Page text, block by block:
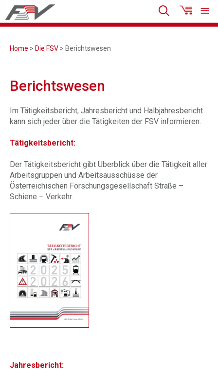
Home > Die FSV > Berichtswesen
Berichtswesen
Im Tätigkeitsbericht, Jahresbericht und Halbjahresbericht
kann sich jeder über die Tätigkeiten der FSV informieren.
Tätigkeitsbericht:
Der Tätigkeitsbericht gibt Überblick über die Tätigkeit aller
Arbeitsgruppen und Arbeitsausschüsse der
Österreichischen Forschungsgesellschaft Straße –
Schiene – Verkehr.
Jahresbericht: